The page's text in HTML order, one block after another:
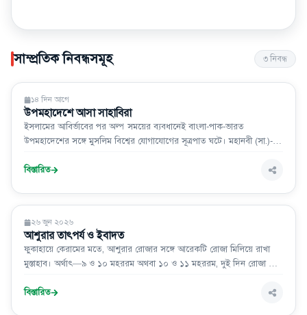
সাম্প্রতিক নিবন্ধসমূহ ৩নিবন্ধ
সাহিত্য সাময়িকী
১৪ দিন আগে
উপমহাদেশে আসা সাহাবিরা
ইসলামের আবির্ভাবের পর অল্প সময়ের ব্যবধানেই বাংলা-পাক-ভারত
উপমহাদেশের সঙ্গে মুসলিম বিশ্বের যোগাযোগের সূত্রপাত ঘটে। মহানবী (সা.)-
অভিযাত্রার মাধ্যমে এ ভূখণ্ডে ইসলামের বাণী পৌঁছাতে শুরু করে। পরবর্তী সময়ে
বিস্তারিত
ইসলাম ও জীবন
২৬ জুন ২০২৬
আশুরার তাৎপর্য ও ইবাদত
ফুকাহায়ে কেরামের মতে, আশুরার রোজার সঙ্গে আরেকটি রোজা মিলিয়ে রাখা
মুস্তাহাব। অর্থাৎ—৯ ও ১০ মহররম অথবা ১০ ও ১১ মহররম, দুই দিন রোজা রাখা
মুহতার, খণ্ড ২, পৃ. ৩৭৫; বাদায়েউস সানায়ে, খণ্ড ২, পৃ. ৭৯)
বিস্তারিত